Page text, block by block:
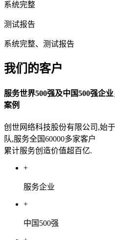
系统完整
测试报告
系统完整、测试报告
我们的客户
服务世界500强及中国500强企
案例
创世网络科技股份有限公司,始
队,服务全国60000多家客户
累计服务创造价值超百亿.
+
服务企业
+
中国500强